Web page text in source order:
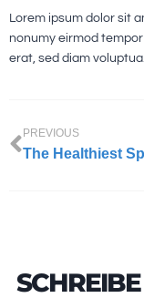
Lorem ipsum dolor sit
nonumy eirmod
erat, sed diam voluptua.
PREVIOUS
The Healthiest